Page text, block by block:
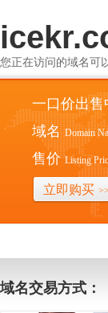
您正在访问的域名可
一口价出售
域名 Domain
售价 Listing
立即购买 >>
域名交易方式：